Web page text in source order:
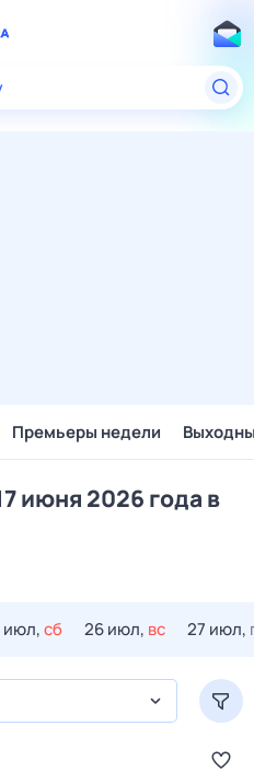
Премьеры недели
июня 2026 года в
июл,сб 26 июл, вс 27 июл,